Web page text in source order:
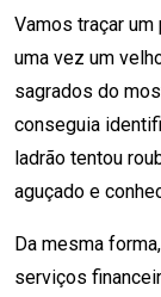
Vamos traçar um
uma vez um
sagrados do
conseguia
ladrão tentou
aguçado e
Da mesma
serviços